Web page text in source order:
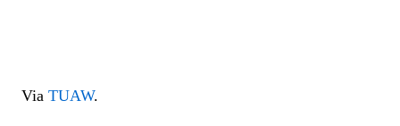
Via TUAW.